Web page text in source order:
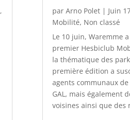
,
par Arno Polet| Juin
Mobilité, Non classé
Le 10 juin, Waremme
premier Hesbiclub
la thématique des
première édition a
agents communaux
GAL, mais également
voisines ainsi que des